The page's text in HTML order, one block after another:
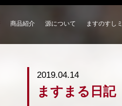
商品紹介 源について ますのすし
2019.04.14
ますまる日記